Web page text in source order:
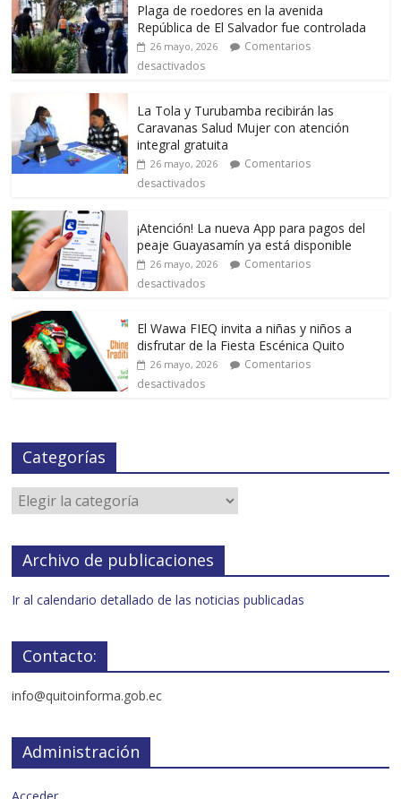
Plaga de roedores en la avenida
República de El Salvador fue controlada
26 mayo, 2026
Comentarios
desactivados
La Tola y Turubamba recibirán las
Caravanas Salud Mujer con atención
integral gratuita
26 mayo, 2026
Comentarios
desactivados
¡Atención! La nueva App para pagos del
peaje Guayasamín ya está disponible
26 mayo, 2026
Comentarios
desactivados
El Wawa FIEQ invita a niñas y niños a
disfrutar de la Fiesta Escénica Quito
26 mayo, 2026
Comentarios
desactivados
Categorías
Archivo de publicaciones
Ir al calendario detallado de las noticias publicadas
Contacto:
info@quitoinforma.gob.ec
Administración